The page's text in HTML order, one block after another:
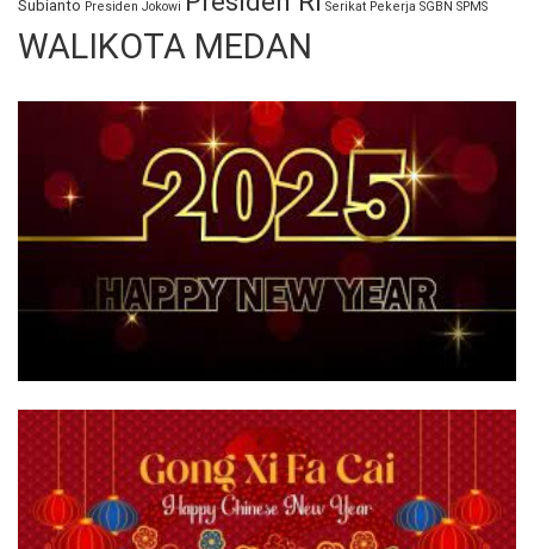
Subianto Presiden Jokowi Serikat Pekerja SGBN SPMS
WALIKOTA MEDAN